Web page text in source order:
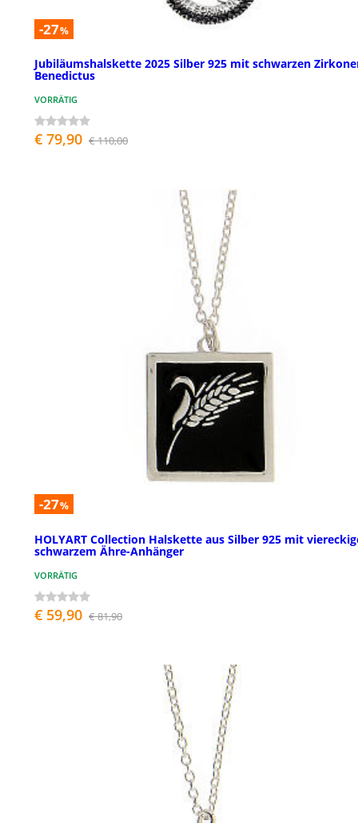
-27%
Jubiläumshalskette 2025 Silber 925 mit schwarzen
Benedictus
VORRÄTIG
€ 79,90 € 110,00
-27%
HOLYART Collection Halskette aus Silber 925 mit
schwarzem Ähre-Anhänger
VORRÄTIG
€ 59,90 € 81,90